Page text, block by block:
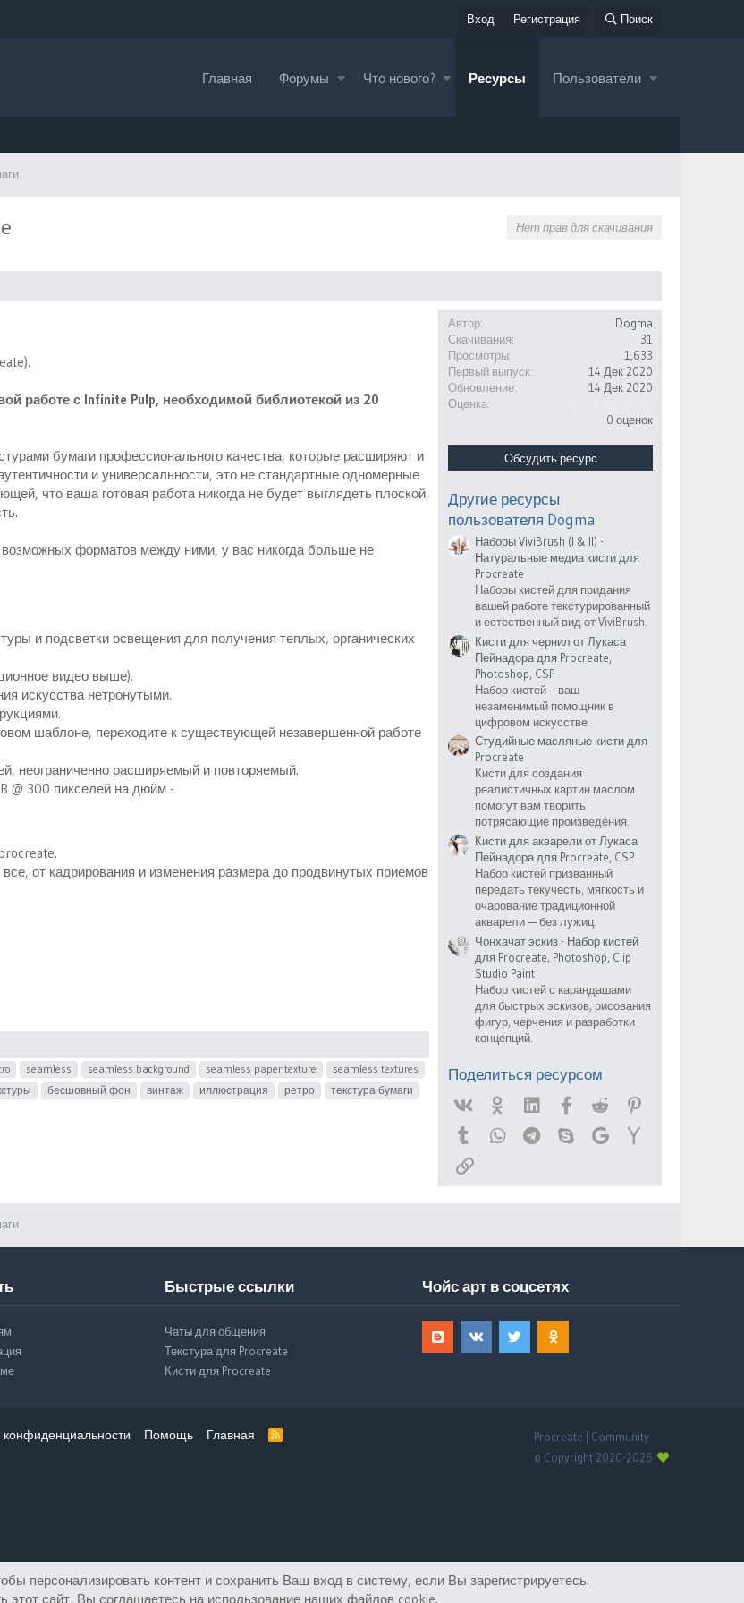
Вход Регистрация Поиск
Главная Форумы Что нового? Ресурсы Пользователи
Нет прав для скачивания
работе с Infinite Pulp, необходимой библиотекой из 20
бумаги профессионального качества, которые расширяют и
и универсальности, это не стандартные одномерные
что ваша готовая работа никогда не будет выглядеть плоской,
форматов между ними, у вас никогда больше не
и подсветки освещения для получения теплых, органических
видео выше).
искусства нетронутыми.
шаблоне, переходите к существующей незавершенной работе
неограниченно расширяемый и повторяемый.
@ 300 пикселей на дюйм -
от кадрирования и изменения размера до продвинутых приемов
seamless seamless background seamless paper texture
seamless textures
бесшовный фон винтаж иллюстрация ретро
текстура бумаги
Автор
Dogma
Скачивания
31
Просмотры
1,633
Первый выпуск
14 Дек 2020
Обновление
14 Дек 2020
Оценка
.
0
в
0 оценок
Обсудить ресурс
Другие ресурсы
пользователя Dogma
Наборы ViviBrush (I & II) -
Натуральные медиа кисти для
Procreate
Наборы кистей для придания
вашей работе текстурированный
и естественный вид от ViviBrush.
Кисти для чернил от Лукаса
Пейнадора для Procreate,
Photoshop, CSP
Набор кистей – ваш
незаменимый помощник в
цифровом искусстве.
Студийные масляные кисти для
Procreate
Кисти для создания
реалистичных картин маслом
помогут вам творить
потрясающие произведения.
Кисти для акварели от Лукаса
Пейнадора для Procreate, CSP
Набор кистей призванный
передать текучесть, мягкость и
очарование традиционной
акварели — без лужиц.
Чонхачат эскиз - Набор кистей
для Procreate, Photoshop, Clip
Studio Paint
Набор кистей с карандашами
для быстрых эскизов, рисования
фигур, черчения и разработки
концепций.
Поделиться ресурсом
Linked InFacebookReddit
TumblrWhatsAppTelegramSkypeGoogle
Ссылка
Быстрые ссылки
Чаты для общения
Текстура для Procreate
Кисти для Procreate
Чойс арт в соцсетях
конфиденциальности Помощь Главная
R
Procreate | Community
© Copyright 2020-2026
персонализировать контент и сохранить Ваш вход в систему, если Вы зарегистрируетесь.
этот сайт, Вы соглашаетесь на использование наших файлов cookie.